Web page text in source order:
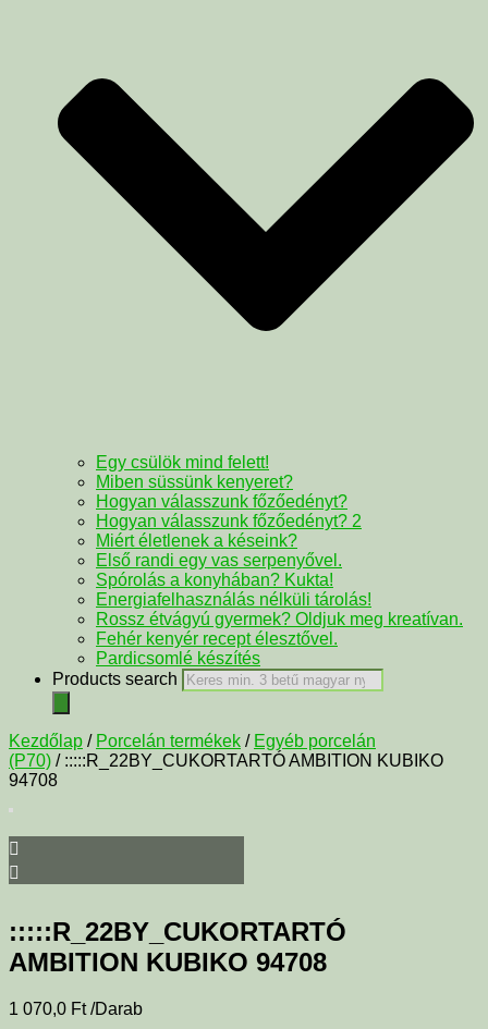
Egy csülök mind felett!
Miben süssünk kenyeret?
Hogyan válasszunk főzőedényt?
Hogyan válasszunk főzőedényt? 2
Miért életlenek a késeink?
Első randi egy vas serpenyővel.
Spórolás a konyhában? Kukta!
Energiafelhasználás nélküli tárolás!
Rossz étvágyú gyermek? Oldjuk meg kreatívan.
Fehér kenyér recept élesztővel.
Pardicsomlé készítés
Products search
Kezdőlap / Porcelán termékek / Egyéb porcelán
(P70) / :::::R_22BY_CUKORTARTÓ AMBITION KUBIKO
94708
:::::R_22BY_CUKORTARTÓ
AMBITION KUBIKO 94708
1 070,0 Ft /Darab